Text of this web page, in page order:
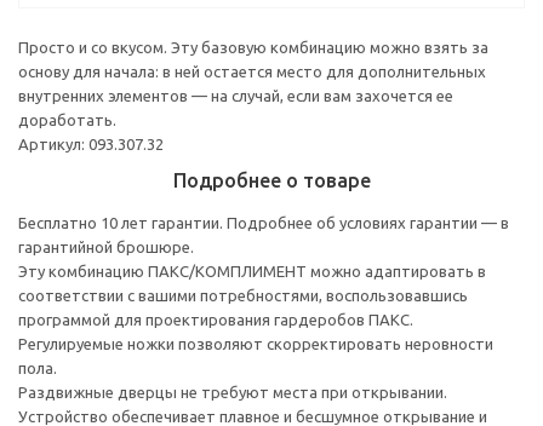
Просто и со вкусом. Эту базовую комбинацию можно взять за
основу для начала: в ней остается место для дополнительных
внутренних элементов — на случай, если вам захочется ее
доработать.
Артикул: 093.307.32
Подробнее о товаре
Бесплатно 10 лет гарантии. Подробнее об условиях гарантии — в
гарантийной брошюре.
Эту комбинацию ПАКС/КОМПЛИМЕНТ можно адаптировать в
соответствии с вашими потребностями, воспользовавшись
программой для проектирования гардеробов ПАКС.
Регулируемые ножки позволяют скорректировать неровности
пола.
Раздвижные дверцы не требуют места при открывании.
Устройство обеспечивает плавное и бесшумное открывание и